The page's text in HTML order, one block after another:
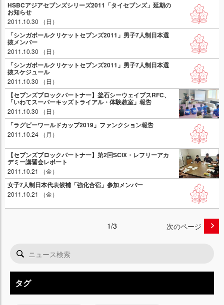
HSBCアジアセブンズシリーズ2011「タイセブンズ」延期の
お知らせ
2011.10.30 （日）
「シンガポールクリケットセブンズ2011」男子7人制日本選
抜メンバー
2011.10.30 （日）
「シンガポールクリケットセブンズ2011」男子7人制日本選
抜スケジュール
2011.10.30 （日）
【セブンズブロックパートナー】釜石シーウェイブスRFC、
「いわてスーパーキッズトライアル・体験教室」報告
2011.10.30 （日）
「ラグビーワールドカップ2019」ファンクション報告
2011.10.24 （月）
【セブンズブロックパートナー】第2回SCIX・レフリーアカ
デミー講習会レポート
2011.10.21 （金）
女子7人制日本代表候補「強化合宿」参加メンバー
2011.10.21 （金）
1/3 次のページ
タグ